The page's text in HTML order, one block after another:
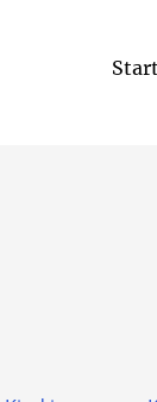
Start